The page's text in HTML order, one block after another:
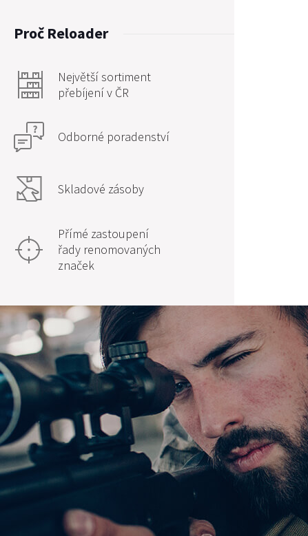
Proč Reloader
Největší sortiment
přebíjení v ČR
Odborné poradenství
Skladové zásoby
Přímé zastoupení
řady renomovaných
značek